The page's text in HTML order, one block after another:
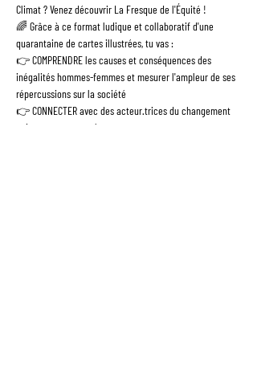
Climat ? Venez découvrir La Fresque de l'Équité !
🌈 Grâce à ce format ludique et collaboratif d'une
quarantaine de cartes illustrées, tu vas :
👉 COMPRENDRE les causes et conséquences des
inégalités hommes-femmes et mesurer l'ampleur de ses
répercussions sur la société
👉 CONNECTER avec des acteur.trices du changement
qui partagent tes valeurs